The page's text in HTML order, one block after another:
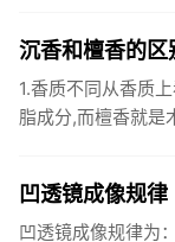
沉香和檀香的区
1.香质不同从香质
脂成分,而檀香就是
凹透镜成像规律
凹透镜成像规律为